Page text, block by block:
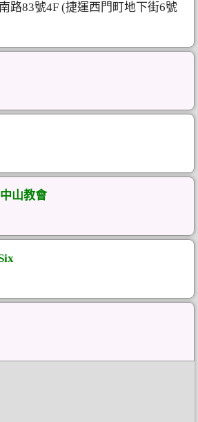
路83號4F (捷運西門町地下街6號
山教會